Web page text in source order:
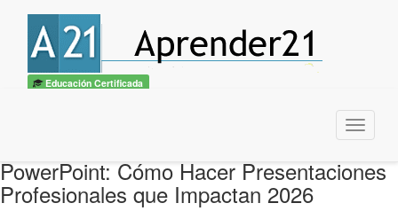
Educación Certificada
Menu
PowerPoint: Cómo Hacer Presentaciones
Profesionales que Impactan 2026